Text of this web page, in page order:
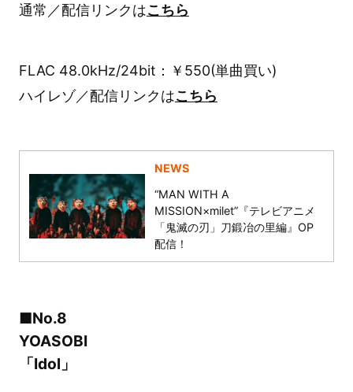
通常／配信リンクはこちら
FLAC 48.0kHz/24bit：￥550(単曲買い)
ハイレゾ／配信リンクはこちら
NEWS
“MAN WITH A
MISSION×milet”『テレビアニメ
「鬼滅の刃」刀鍛冶の里編』OP
配信！
■No.8
YOASOBI
「Idol」